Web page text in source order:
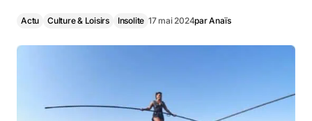
Actu Culture & Loisirs Insolite 17 mai 2024parAnaïs